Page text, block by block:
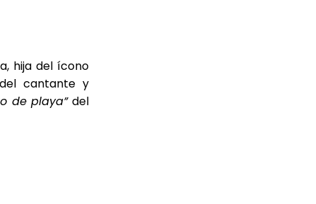
hija del ícono
cantante y
de playa”del